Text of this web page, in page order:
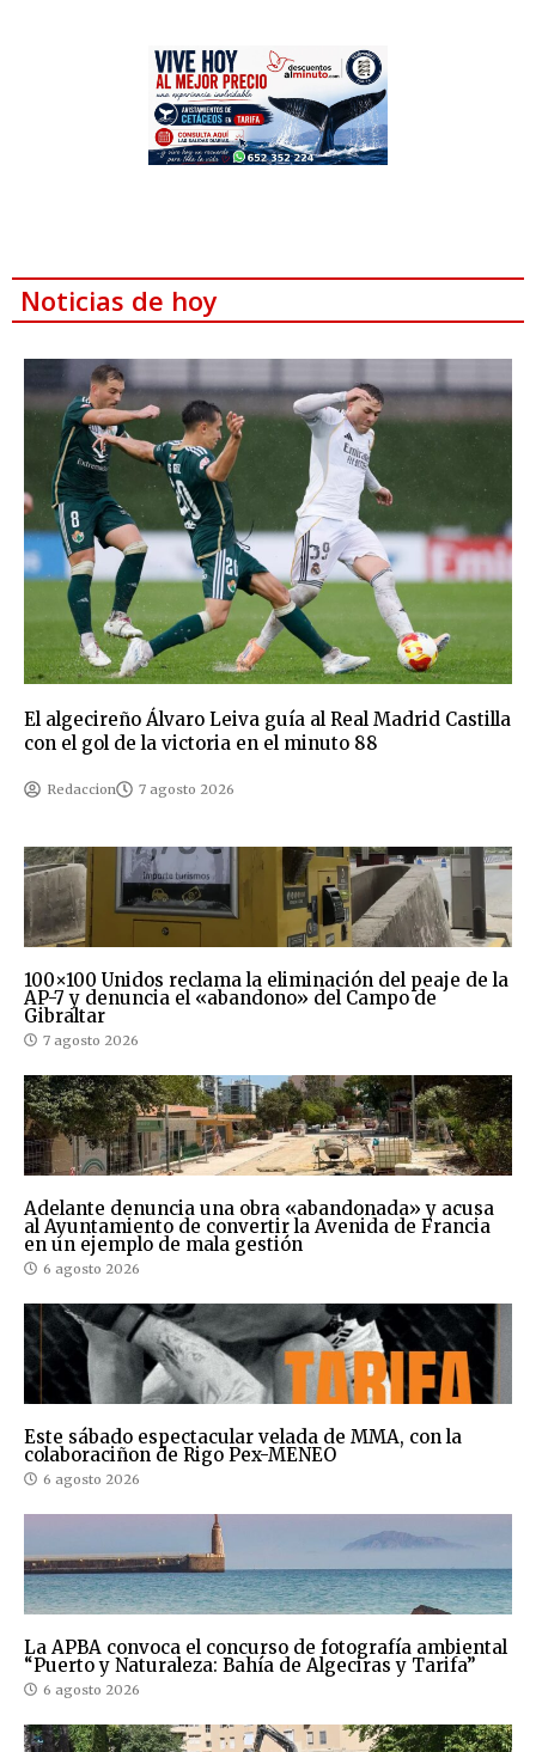
Noticias de hoy
El algecireño Álvaro Leiva guía al Real Madrid Castilla
con el gol de la victoria en el minuto 88
Redaccion 7 agosto 2026
100×100 Unidos reclama la eliminación del peaje de la
AP-7 y denuncia el «abandono» del Campo de
Gibraltar
7 agosto 2026
Adelante denuncia una obra «abandonada» y acusa
al Ayuntamiento de convertir la Avenida de Francia
en un ejemplo de mala gestión
6 agosto 2026
Este sábado espectacular velada de MMA, con la
colaboraciñon de Rigo Pex-MENEO
6 agosto 2026
La APBA convoca el concurso de fotografía ambiental
“Puerto y Naturaleza: Bahía de Algeciras y Tarifa”
6 agosto 2026